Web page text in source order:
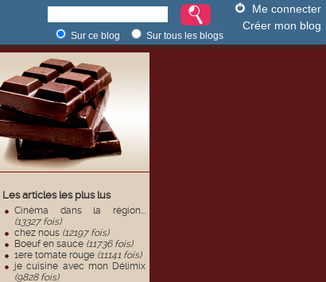
Me connecter
Créer mon blog
Sur ce blog Sur tous les blogs
Les articles les plus lus
Cinéma dans la région...
(13327 fois)
chez nous (12197 fois)
Boeuf en sauce (11736 fois)
1ere tomate rouge (11141 fois)
je cuisine avec mon Délimix
(9828 fois)